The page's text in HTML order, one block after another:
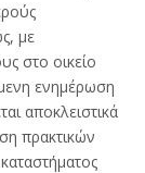
με
στο οικείο
ενημέρωση
αποκλειστικά
πρακτικών